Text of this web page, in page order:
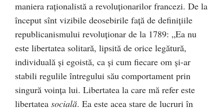
maniera raţionalistă a revoluţionarilor francezi. De la
început sînt vizibile deosebirile faţă de definiţiile
republicanismului revoluţionar de la 1789: „Ea nu
este libertatea solitară, lipsită de orice legătură,
individuală şi egoistă, ca şi cum fiecare om şi-ar
stabili regulile întregului său comportament prin
singură voinţa lui. Libertatea la care mă refer este
libertatea socială. Ea este acea stare de lucruri în